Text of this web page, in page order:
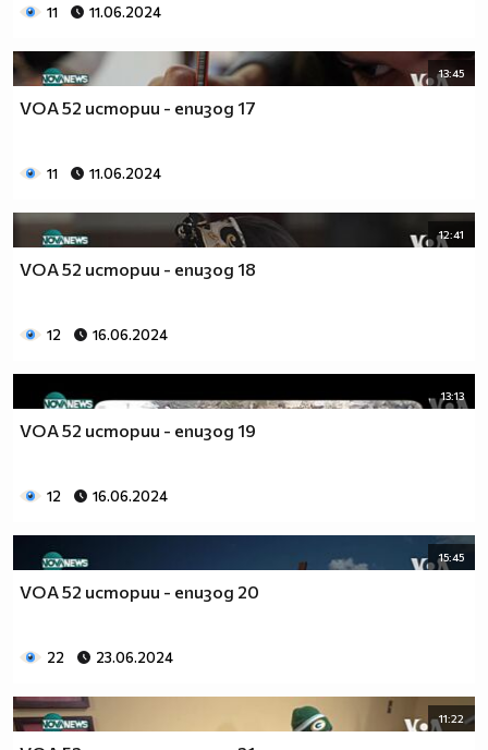
11 11.06.2024
13:45
VOA 52 истории - епизод 17
11 11.06.2024
12:41
VOA 52 истории - епизод 18
12 16.06.2024
13:13
VOA 52 истории - епизод 19
12 16.06.2024
15:45
VOA 52 истории - епизод 20
22 23.06.2024
11:22